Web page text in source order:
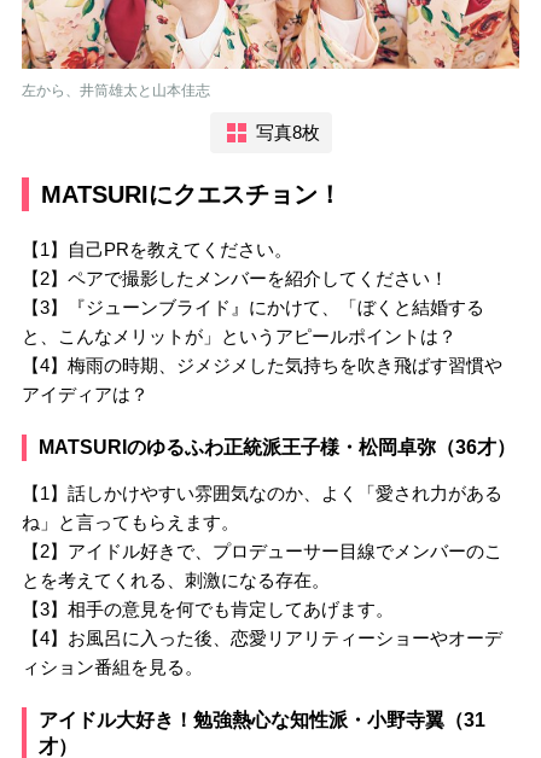
左から、井筒雄太と山本佳志
写真8枚
MATSURIにクエスチョン！
【1】自己PRを教えてください。
【2】ペアで撮影したメンバーを紹介してください！
【3】『ジューンブライド』にかけて、「ぼくと結婚する
と、こんなメリットが」というアピールポイントは？
【4】梅雨の時期、ジメジメした気持ちを吹き飛ばす習慣や
アイディアは？
MATSURIのゆるふわ正統派王子様・松岡卓弥（36才）
【1】話しかけやすい雰囲気なのか、よく「愛され力がある
ね」と言ってもらえます。
【2】アイドル好きで、プロデューサー目線でメンバーのこ
とを考えてくれる、刺激になる存在。
【3】相手の意見を何でも肯定してあげます。
【4】お風呂に入った後、恋愛リアリティーショーやオーデ
ィション番組を見る。
アイドル大好き！勉強熱心な知性派・小野寺翼（31
才）